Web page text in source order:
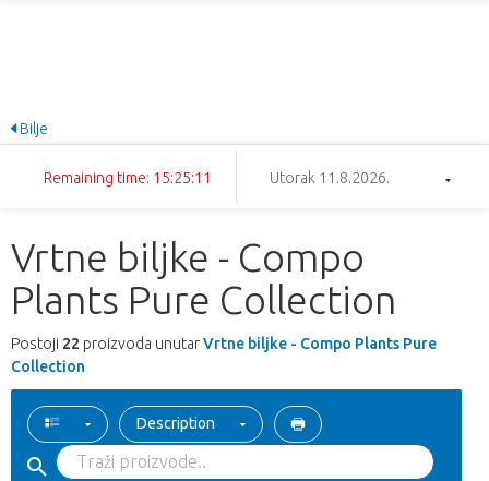
Bilje
Remaining time: 15:25:11 Utorak 11.8.2026.
Vrtne biljke - Compo
Plants Pure Collection
Postoji 22 proizvoda unutarVrtne biljke - Compo Plants Pure
Collection
Description